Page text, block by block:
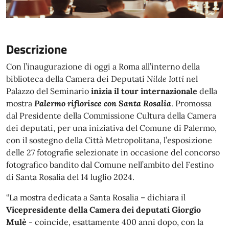
Descrizione
Con l’inaugurazione di oggi a Roma all’interno della
biblioteca della Camera dei Deputati Nilde Iotti nel
Palazzo del Seminario inizia il tour internazionale della
mostra Palermo rifiorisce con Santa Rosalia. Promossa
dal Presidente della Commissione Cultura della Camera
dei deputati, per una iniziativa del Comune di Palermo,
con il sostegno della Città Metropolitana, l’esposizione
delle 27 fotografie selezionate in occasione del concorso
fotografico bandito dal Comune nell’ambito del Festino
di Santa Rosalia del 14 luglio 2024.
“La mostra dedicata a Santa Rosalia – dichiara il
Vicepresidente della Camera dei deputati Giorgio
Mulè - coincide, esattamente 400 anni dopo, con la